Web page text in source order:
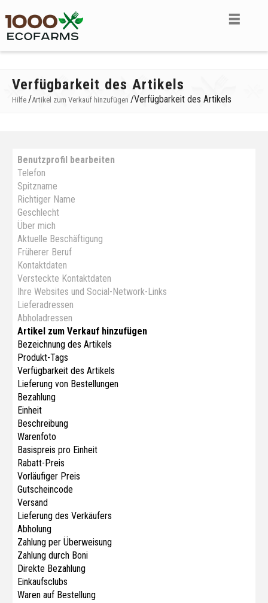
Verfügbarkeit des Artikels
Hilfe /Artikel zum Verkauf hinzufügen /Verfügbarkeit des Artikels
Benutzprofil bearbeiten
Telefon
Spitzname
Richtiger Name
Geschlecht
Über mich
Aktuelle Beschäftigung
Früherer Beruf
Kontaktdaten
Versteckte Kontaktdaten
Ihre Websites und Social-Network-Links
Lieferadressen
Abholadressen
Artikel zum Verkauf hinzufügen
Bezeichnung des Artikels
Produkt-Tags
Verfügbarkeit des Artikels
Lieferung von Bestellungen
Bezahlung
Einheit
Beschreibung
Warenfoto
Basispreis pro Einheit
Rabatt-Preis
Vorläufiger Preis
Gutscheincode
Versand
Lieferung des Verkäufers
Abholung
Zahlung per Überweisung
Zahlung durch Boni
Direkte Bezahlung
Einkaufsclubs
Waren auf Bestellung